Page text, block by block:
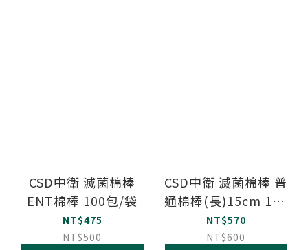
CSD中衛 滅菌棉棒
ENT棉棒 100包/袋
NT$475
NT$500
CSD中衛 滅菌棉棒 普
通棉棒(長)15cm 100
包/袋
NT$570
NT$600